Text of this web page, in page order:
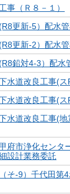
事（Ｒ８－１）
更新-5）配水
更新-2）配水
鉛対4-3）配水
水道改良工事(
水道改良工事(
水道改良工事(
府市浄化センタ
設計業務委託
そ-9）千代田第